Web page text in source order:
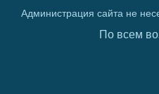
Администрация сайта не
По всем